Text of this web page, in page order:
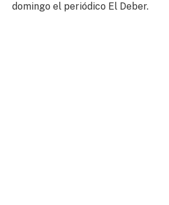
domingo el periódico El Deber.